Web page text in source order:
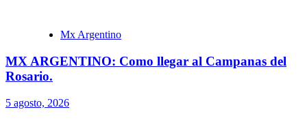
Mx Argentino
MX ARGENTINO: Como llegar al Campanas del
Rosario.
5 agosto, 2026